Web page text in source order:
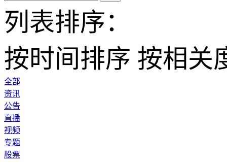
列表排序：
按时间排序 按相关
全部
资讯
公告
直播
视频
专题
股票